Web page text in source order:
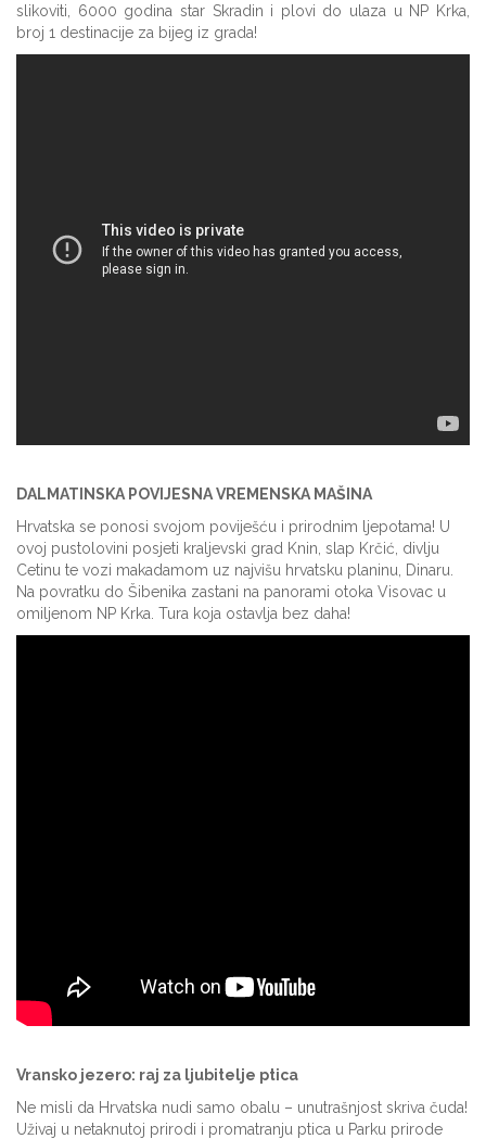
slikoviti, 6000 godina star Skradin i plovi do ulaza u NP Krka,
broj 1 destinacije za bijeg iz grada!
DALMATINSKA POVIJESNA VREMENSKA MAŠINA
Hrvatska se ponosi svojom poviješću i prirodnim ljepotama! U
ovoj pustolovini posjeti kraljevski grad Knin, slap Krčić, divlju
Cetinu te vozi makadamom uz najvišu hrvatsku planinu, Dinaru.
Na povratku do Šibenika zastani na panorami otoka Visovac u
omiljenom NP Krka. Tura koja ostavlja bez daha!
Vransko jezero: raj za ljubitelje ptica
Ne misli da Hrvatska nudi samo obalu – unutrašnjost skriva čuda!
Uživaj u netaknutoj prirodi i promatranju ptica u Parku prirode